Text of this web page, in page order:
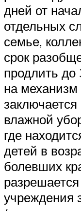
дней от
отдельных
семье,
срок
продлить до
на механизм
влажной
где
детей в
болевших
учреждения